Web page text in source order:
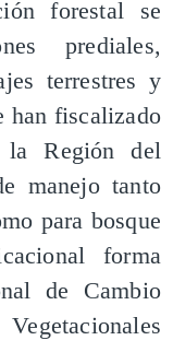
forestal se
prediales,
terrestres y
han fiscalizado
la Región del
manejo tanto
para bosque
forma
de Cambio